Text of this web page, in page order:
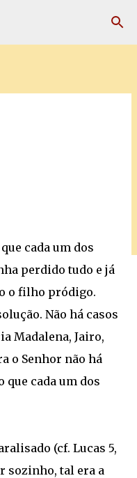
principal
cada um dos
perdido tudo e já
o filho pródigo.
Não há casos
Madalena, Jairo,
o Senhor não há
que cada um dos
(cf. Lucas 5,
sozinho, tal era a